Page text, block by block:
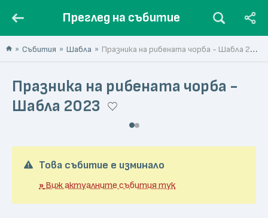
Преглед на събитие
Събития Шабла Празника на рибената чорба - Шабла 2023
Празника на рибената чорба -
Шабла 2023
Това събитие е изминало
»Виж актуалните събития тук